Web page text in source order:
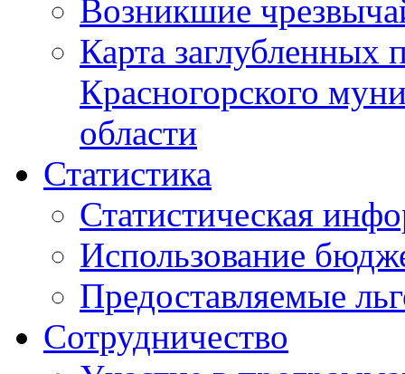
Возникшие
Карта
Красногорского
области
Статистика
Статистическая
Использование
Предоставляемые
Сотрудничество